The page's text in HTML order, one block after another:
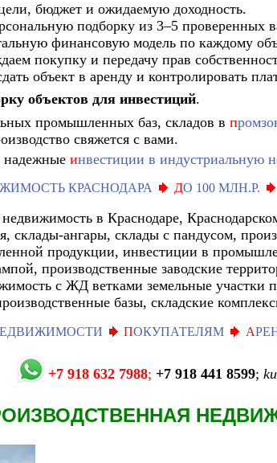
бюджет и ожидаемую доходность.
подборку из 3–5 проверенных
финансовую модель по каждому
покупку и передачу прав
объект в аренду и контролировать
объектов для инвестиций.
промышленных баз, складов в п
свяжется с вами.
инвестиции в индустриальную
КРАСНОДАРА ДО 100 МЛН.Р.
в Краснодаре,
склады-ангары, склады с пандусом,
продукции, инвестиции в
производственные заводские
с ЖД ветками земельные
базы, складские
ПОКУПАТЕЛЯМ А
+7 918 632 7988; +7 918 441 8599;